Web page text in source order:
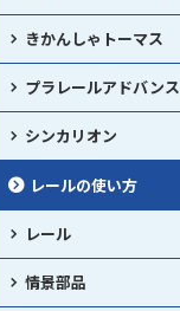
きかんしゃトーマス
プラレールアドバンス
シンカリオン
レールの使い方
レール
情景部品